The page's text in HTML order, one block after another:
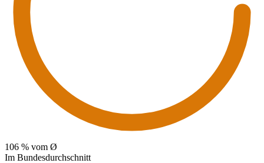
106 % vom Ø
Im Bundesdurchschnitt